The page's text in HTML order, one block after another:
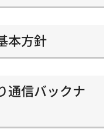
本方針
通信バックナ